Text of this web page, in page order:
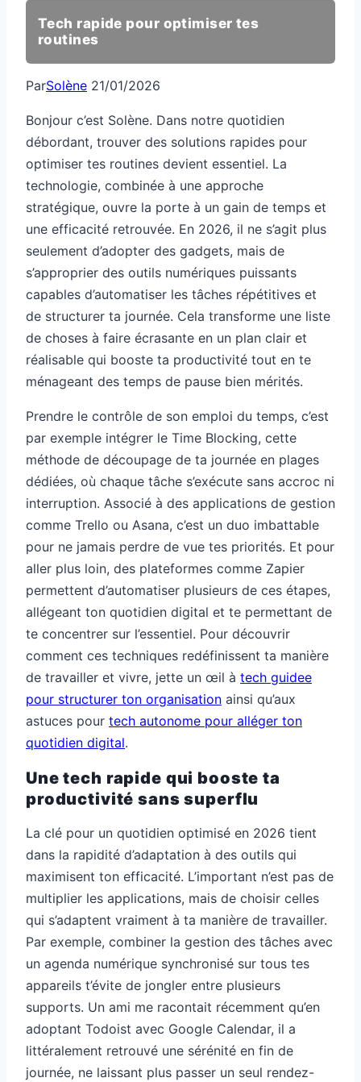
Tech rapide pour optimiser tes
routines
ParSolène 21/01/2026
Bonjour c’est Solène. Dans notre quotidien
débordant, trouver des solutions rapides pour
optimiser tes routines devient essentiel. La
technologie, combinée à une approche
stratégique, ouvre la porte à un gain de temps et
une efficacité retrouvée. En 2026, il ne s’agit plus
seulement d’adopter des gadgets, mais de
s’approprier des outils numériques puissants
capables d’automatiser les tâches répétitives et
de structurer ta journée. Cela transforme une liste
de choses à faire écrasante en un plan clair et
réalisable qui booste ta productivité tout en te
ménageant des temps de pause bien mérités.
Prendre le contrôle de son emploi du temps, c’est
par exemple intégrer le Time Blocking, cette
méthode de découpage de ta journée en plages
dédiées, où chaque tâche s’exécute sans accroc ni
interruption. Associé à des applications de gestion
comme Trello ou Asana, c’est un duo imbattable
pour ne jamais perdre de vue tes priorités. Et pour
aller plus loin, des plateformes comme Zapier
permettent d’automatiser plusieurs de ces étapes,
allégeant ton quotidien digital et te permettant de
te concentrer sur l’essentiel. Pour découvrir
comment ces techniques redéfinissent ta manière
de travailler et vivre, jette un œil à tech guidee
pour structurer ton organisation ainsi qu’aux
astuces pour tech autonome pour alléger ton
quotidien digital.
Une tech rapide qui booste ta
productivité sans superflu
La clé pour un quotidien optimisé en 2026 tient
dans la rapidité d’adaptation à des outils qui
maximisent ton efficacité. L’important n’est pas de
multiplier les applications, mais de choisir celles
qui s’adaptent vraiment à ta manière de travailler.
Par exemple, combiner la gestion des tâches avec
un agenda numérique synchronisé sur tous tes
appareils t’évite de jongler entre plusieurs
supports. Un ami me racontait récemment qu’en
adoptant Todoist avec Google Calendar, il a
littéralement retrouvé une sérénité en fin de
journée, ne laissant plus passer un seul rendez-